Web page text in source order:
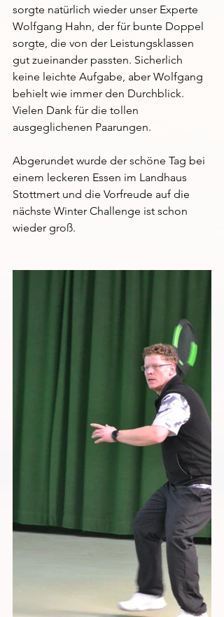
sorgte natürlich wieder unser Experte
Wolfgang Hahn, der für bunte Doppel
sorgte, die von der Leistungsklassen
gut zueinander passten. Sicherlich
keine leichte Aufgabe, aber Wolfgang
behielt wie immer den Durchblick.
Vielen Dank für die tollen
ausgeglichenen Paarungen.
Abgerundet wurde der schöne Tag bei
einem leckeren Essen im Landhaus
Stottmert und die Vorfreude auf die
nächste Winter Challenge ist schon
wieder groß.